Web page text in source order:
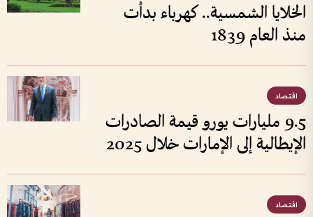
الخلايا الشمسية.. كهرباء بدأت
منذ العام 1839
اقتصاد
9.5 مليارات يورو قيمة الصادرات
الإيطالية إلى الإمارات خلال 2025
اقتصاد